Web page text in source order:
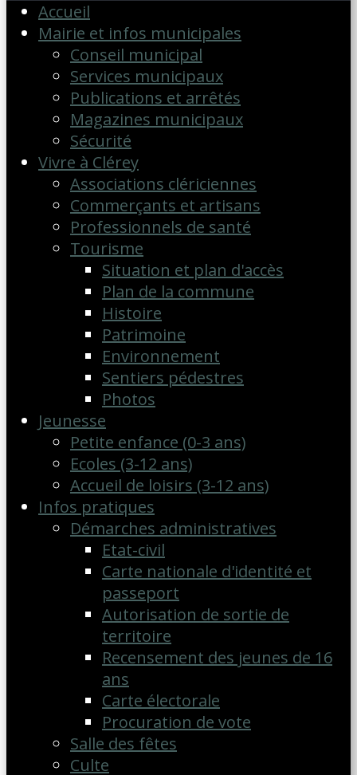
Accueil
Mairie et infos municipales
Conseil municipal
Services municipaux
Publications et arrêtés
Magazines municipaux
Sécurité
Vivre à Clérey
Associations clériciennes
Commerçants et artisans
Professionnels de santé
Tourisme
Situation et plan d'accès
Plan de la commune
Histoire
Patrimoine
Environnement
Sentiers pédestres
Photos
Jeunesse
Petite enfance (0-3 ans)
Ecoles (3-12 ans)
Accueil de loisirs (3-12 ans)
Infos pratiques
Démarches administratives
Etat-civil
Carte nationale d'identité et
passeport
Autorisation de sortie de
territoire
Recensement des jeunes de 16
ans
Carte électorale
Procuration de vote
Salle des fêtes
Culte